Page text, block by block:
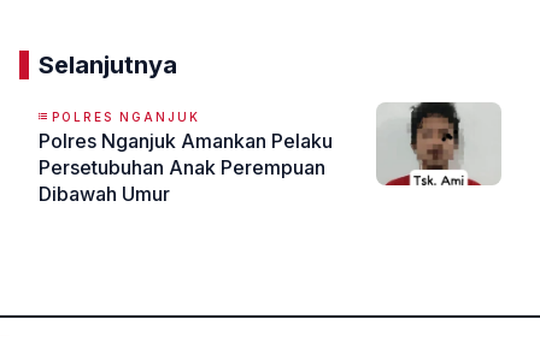
Selanjutnya
POLRES NGANJUK
Polres Nganjuk Amankan Pelaku
Persetubuhan Anak Perempuan
Dibawah Umur